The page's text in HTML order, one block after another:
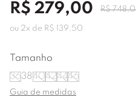
R$ 279,00 R$ 748,
ou 2x de R$ 139 ,50
Tamanho
363840424446
Guia de medidas